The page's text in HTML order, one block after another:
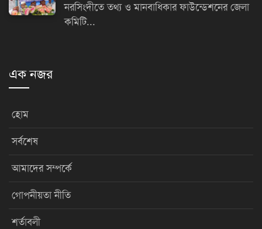
নরসিংদীতে তথ্য ও মানবাধিকার ফাউন্ডেশনের জেলা
কমিটি...
এক নজর
হোম
সর্বশেষ
আমাদের সম্পর্কে
গোপনীয়তা নীতি
শর্তাবলী